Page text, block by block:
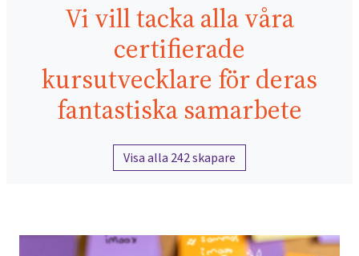
Vi vill tacka alla våra
certifierade
kursutvecklare för deras
fantastiska samarbete
Visa alla 242 skapare